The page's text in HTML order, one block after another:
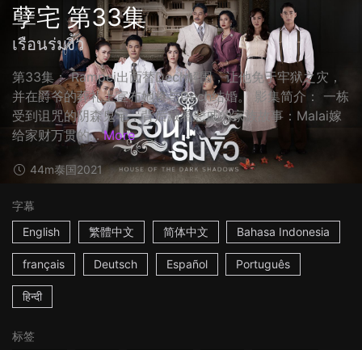
孽宅 第33集
เรือนร่มงิ้ว
第33集： Rampei出面替Dech解围，让他免于牢狱之灾，
并在爵爷的葬礼上宣布她将与Dech结婚。 影集简介： 一栋
受到诅咒的阴森鬼宅，背后藏着悲戚的家族故事：Malai嫁
给家财万贯的... More
44m泰国2021
字幕
English
繁體中文 简体中文 Bahasa Indonesia
français Deutsch Español Português
हिन्दी
标签